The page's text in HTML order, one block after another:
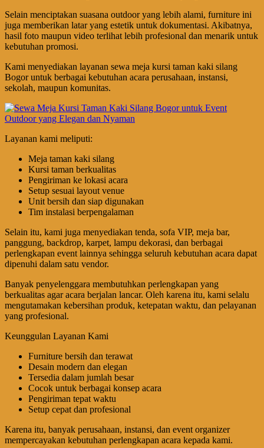
Selain menciptakan suasana outdoor yang lebih alami, furniture ini
juga memberikan latar yang estetik untuk dokumentasi. Akibatnya,
hasil foto maupun video terlihat lebih profesional dan menarik untuk
kebutuhan promosi.
Kami menyediakan layanan sewa meja kursi taman kaki silang
Bogor untuk berbagai kebutuhan acara perusahaan, instansi,
sekolah, maupun komunitas.
Layanan kami meliputi:
Meja taman kaki silang
Kursi taman berkualitas
Pengiriman ke lokasi acara
Setup sesuai layout venue
Unit bersih dan siap digunakan
Tim instalasi berpengalaman
Selain itu, kami juga menyediakan tenda, sofa VIP, meja bar,
panggung, backdrop, karpet, lampu dekorasi, dan berbagai
perlengkapan event lainnya sehingga seluruh kebutuhan acara dapat
dipenuhi dalam satu vendor.
Banyak penyelenggara membutuhkan perlengkapan yang
berkualitas agar acara berjalan lancar. Oleh karena itu, kami selalu
mengutamakan kebersihan produk, ketepatan waktu, dan pelayanan
yang profesional.
Keunggulan Layanan Kami
Furniture bersih dan terawat
Desain modern dan elegan
Tersedia dalam jumlah besar
Cocok untuk berbagai konsep acara
Pengiriman tepat waktu
Setup cepat dan profesional
Karena itu, banyak perusahaan, instansi, dan event organizer
mempercayakan kebutuhan perlengkapan acara kepada kami.